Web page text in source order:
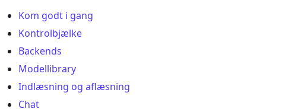
Kom godt i gang
Kontrolbjælke
Backends
Modellibrary
Indlæsning og aflæsning
Chat